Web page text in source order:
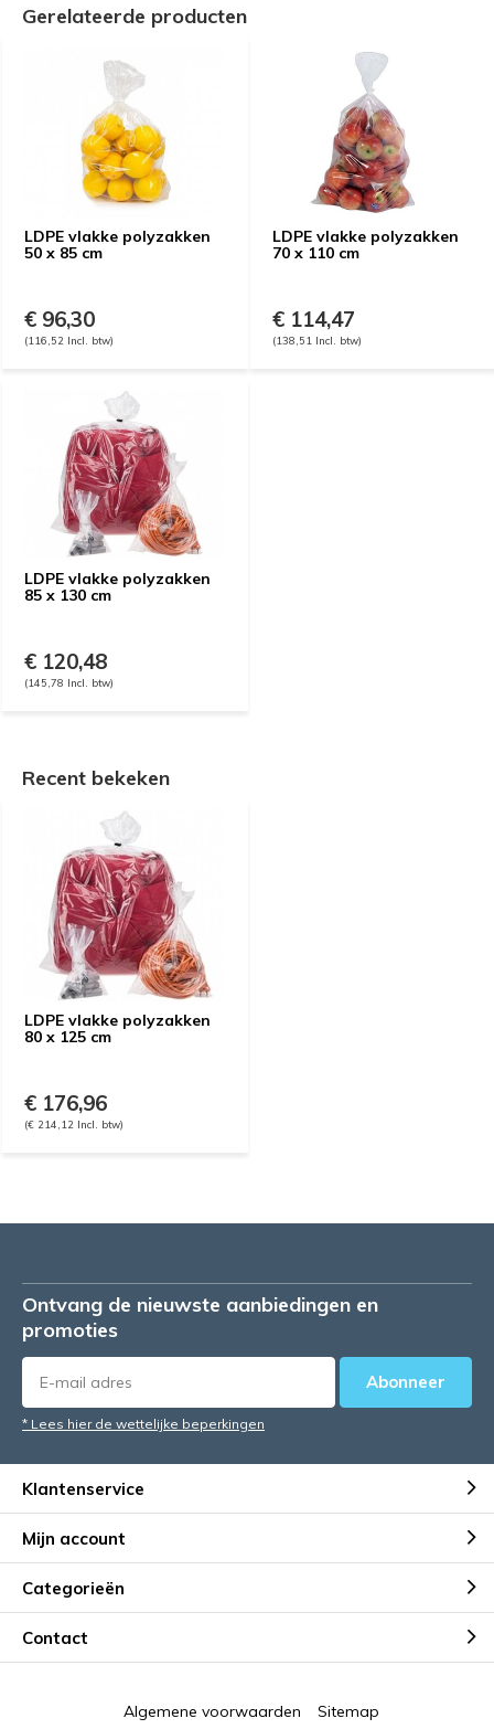
Gerelateerde producten
LDPE vlakke polyzakken
50 x 85 cm
€ 96,30
(116,52 Incl. btw)
LDPE vlakke polyzakken
70 x 110 cm
€ 114,47
(138,51 Incl. btw)
LDPE vlakke polyzakken
85 x 130 cm
€ 120,48
(145,78 Incl. btw)
Recent bekeken
LDPE vlakke polyzakken
80 x 125 cm
€ 176,96
(€ 214,12 Incl. btw)
Ontvang de nieuwste aanbiedingen en
promoties
Abonneer
* Lees hier de wettelijke beperkingen
Klantenservice
Mijn account
Categorieën
Contact
Algemene voorwaarden Sitemap